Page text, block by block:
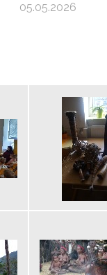
05.05.2026